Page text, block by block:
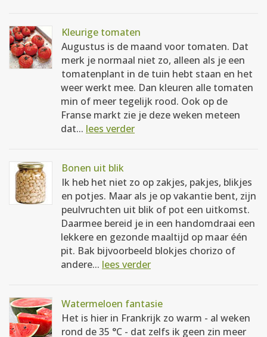
Kleurige tomaten
Augustus is de maand voor tomaten. Dat
merk je normaal niet zo, alleen als je een
tomatenplant in de tuin hebt staan en het
weer werkt mee. Dan kleuren alle tomaten
min of meer tegelijk rood. Ook op de
Franse markt zie je deze weken meteen
dat... lees verder
Bonen uit blik
Ik heb het niet zo op zakjes, pakjes, blikjes
en potjes. Maar als je op vakantie bent, zijn
peulvruchten uit blik of pot een uitkomst.
Daarmee bereid je in een handomdraai een
lekkere en gezonde maaltijd op maar één
pit. Bak bijvoorbeeld blokjes chorizo of
andere... lees verder
Watermeloen fantasie
Het is hier in Frankrijk zo warm - al weken
rond de 35 °C - dat zelfs ik geen zin meer